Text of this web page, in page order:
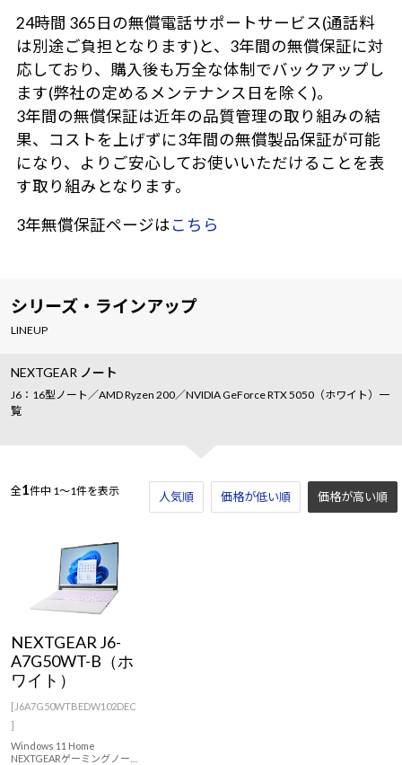
24時間 365日の無償電話サポートサービス(通話料
は別途ご負担となります)と、3年間の無償保証に対
応しており、購入後も万全な体制でバックアップし
ます(弊社の定めるメンテナンス日を除く)。
3年間の無償保証は近年の品質管理の取り組みの結
果、コストを上げずに3年間の無償製品保証が可能
になり、よりご安心してお使いいただけることを表
す取り組みとなります。
3年無償保証ページはこちら
シリーズ・ラインアップ
LINEUP
NEXTGEAR ノート
J6：16型ノート／AMD Ryzen 200／NVIDIA GeForce RTX 5050（ホワイト）一
覧
全1件中 1～1件を表示 人気順 価格が低い順 価格が高い順
NEXTGEAR J6-
A7G50WT-B（ホ
ワイト）
[J6A7G50WTBEDW102DEC
]
Windows 11 Home
NEXTGEARゲーミングノー